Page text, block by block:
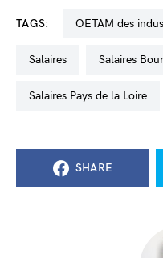
TAGS: OETAM des
salaires salaires
salaires Pays de la Loire
SHARE